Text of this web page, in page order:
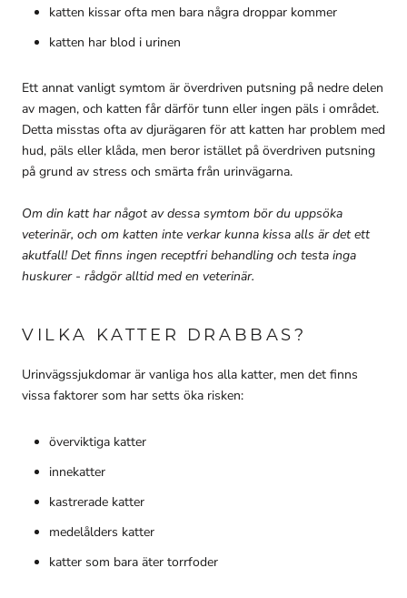
katten kissar ofta men bara några droppar kommer
katten har blod i urinen
Ett annat vanligt symtom är överdriven putsning på nedre delen
av magen, och katten får därför tunn eller ingen päls i området.
Detta misstas ofta av djurägaren för att katten har problem med
hud, päls eller klåda, men beror istället på överdriven putsning
på grund av stress och smärta från urinvägarna.
Om din katt har något av dessa symtom bör du uppsöka
veterinär, och om katten inte verkar kunna kissa alls är det ett
akutfall! Det finns ingen receptfri behandling och testa inga
huskurer - rådgör alltid med en veterinär.
VILKA KATTER DRABBAS?
Urinvägssjukdomar är vanliga hos alla katter, men det finns
vissa faktorer som har setts öka risken:
överviktiga katter
innekatter
kastrerade katter
medelålders katter
katter som bara äter torrfoder